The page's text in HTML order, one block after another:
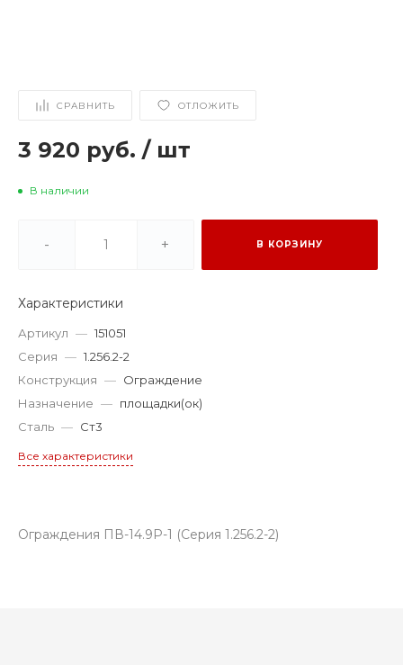
СРАВНИТЬ ОТЛОЖИТЬ
3 920 руб. / шт
В наличии
- + В КОРЗИНУ
Характеристики
Артикул — 151051
Серия — 1.256.2-2
Конструкция — Ограждение
Назначение — площадки(ок)
Сталь — Ст3
Все характеристики
Ограждения ПВ-14.9Р-1 (Серия 1.256.2-2)